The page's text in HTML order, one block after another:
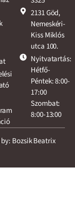
2131 Göd,
Nemeskéri-
Kiss Miklós
utca 100.
Nyitvatartás:
Hétfő-
Péntek: 8:00-
17:00
Szombat:
8:00-13:00
Bozsik Beatrix